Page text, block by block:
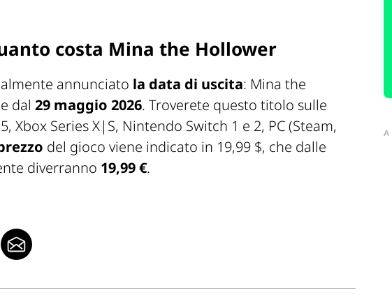
costa Mina the Hollower
annunciato la data di uscita: Mina the
dal 29 maggio 2026. Troverete questo titolo sulle
Xbox Series X|S, Nintendo Switch 1 e 2, PC (Steam,
del gioco viene indicato in 19,99 $, che dalle
diverranno 19,99 €.